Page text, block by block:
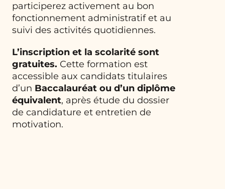
participerez activement au bon
fonctionnement administratif et au
suivi des activités quotidiennes.
L’inscription et la scolarité sont
gratuites. Cette formation est
accessible aux candidats titulaires
d’un Baccalauréat ou d’un diplôme
équivalent, après étude du dossier
de candidature et entretien de
motivation.